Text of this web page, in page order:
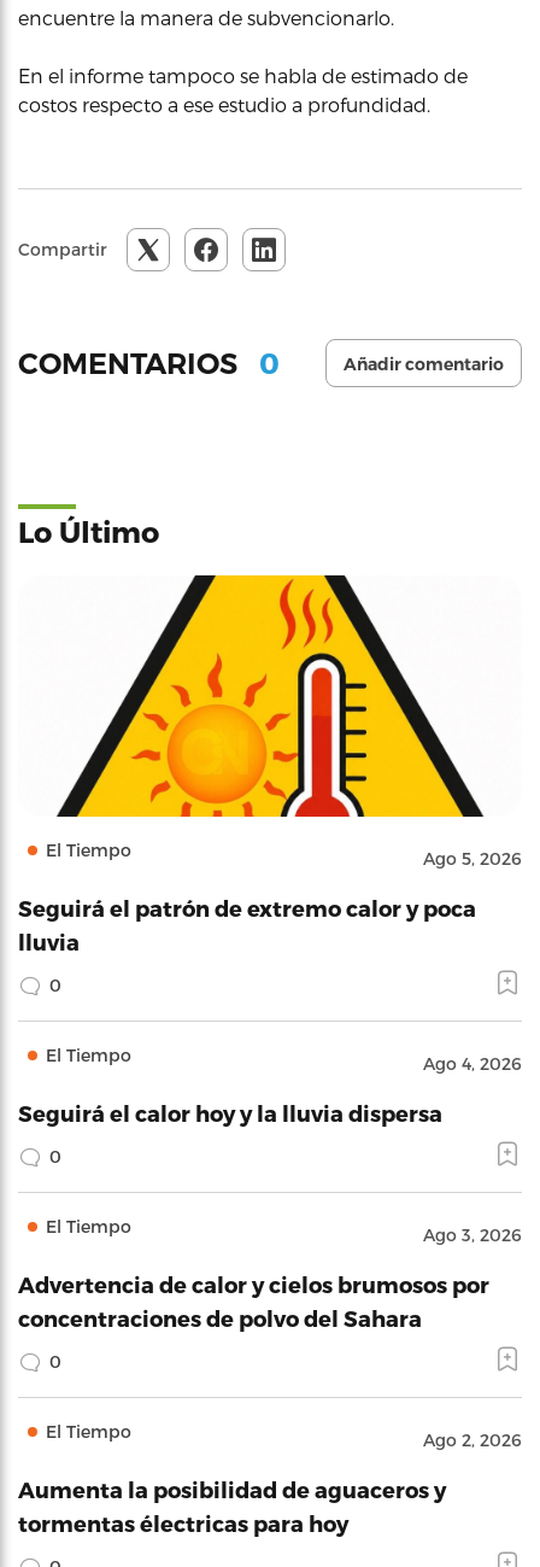
encuentre la manera de subvencionarlo.
En el informe tampoco se habla de estimado de
costos respecto a ese estudio a profundidad.
Compartir
COMENTARIOS 0 Añadir comentario
Lo Último
El Tiempo Ago 5, 2026
Seguirá el patrón de extremo calor y poca
lluvia
0
El Tiempo Ago 4, 2026
Seguirá el calor hoy y la lluvia dispersa
0
El Tiempo Ago 3, 2026
Advertencia de calor y cielos brumosos por
concentraciones de polvo del Sahara
0
El Tiempo Ago 2, 2026
Aumenta la posibilidad de aguaceros y
tormentas électricas para hoy